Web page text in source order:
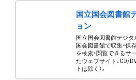
国立国会図書館
ョン
国立国会図書館デジタ
国会図書館で収集・保
を検索・閲覧できるサ
たウェブサイト、CD/
トは除く）。